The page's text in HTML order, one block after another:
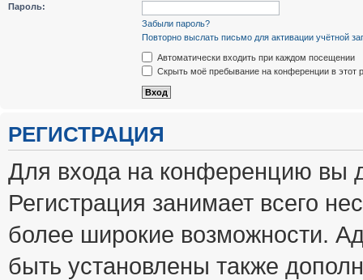
Пароль:
Забыли пароль?
Повторно выслать письмо для активации учётной
Автоматически входить при каждом посещении
Скрыть моё пребывание на конференции в этот
РЕГИСТРАЦИЯ
Для входа на конференцию вы
Регистрация занимает всего
более широкие возможности.
быть установлены также